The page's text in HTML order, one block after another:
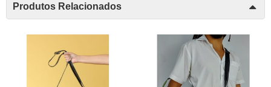
Produtos Relacionados